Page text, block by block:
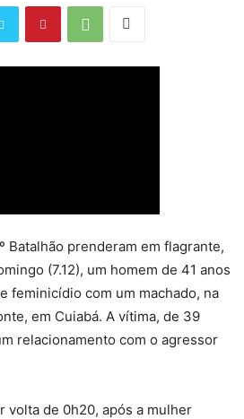
Batalhão prenderam em flagrante,
(7.12), um homem de 41 anos
feminicídio com um machado, na
em Cuiabá. A vítima, de 39
relacionamento com o agressor
volta de 0h20, após a mulher